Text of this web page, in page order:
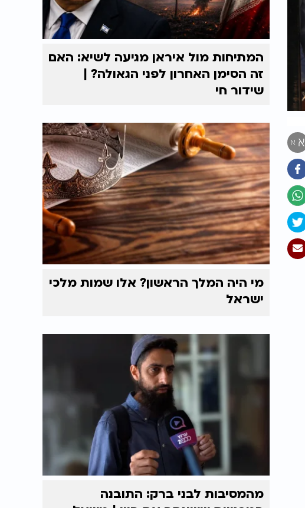
א א
המתיחות מול איראן מגיעה לשיא: האם
זה הסימן האחרון לפני הגאולה? |
שידור חי
מי היה המלך הראשון? אלו שמות מלכי
ישראל
מהמסיבות לבני ברק: התובנה